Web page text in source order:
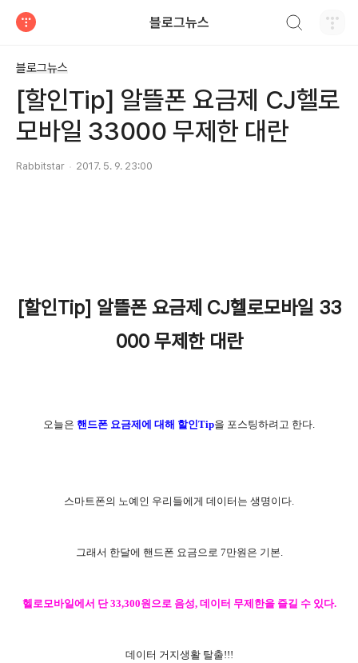
블로그뉴스
블로그뉴스
[할인Tip] 알뜰폰 요금제 CJ헬로
모바일 33000 무제한 대란
Rabbitstar 2017. 5. 9. 23:00
[할인Tip] 알뜰폰 요금제 CJ헬로모바일 33
000 무제한 대란
오늘은 핸드폰 요금제에 대해 할인Tip을 포스팅하려고 한다.
스마트폰의 노예인 우리들에게 데이터는 생명이다.
그래서 한달에 핸드폰 요금으로 7만원은 기본.
헬로모바일에서 단 33,300원으로 음성, 데이터 무제한을 즐길 수 있다.
데이터 거지생활 탈출!!!